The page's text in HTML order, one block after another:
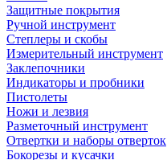
Защитные покрытия
Ручной инструмент
Степлеры и скобы
Измерительный инструмент
Заклепочники
Индикаторы и пробники
Пистолеты
Ножи и лезвия
Разметочный инструмент
Отвертки и наборы отверток
Бокорезы и кусачки